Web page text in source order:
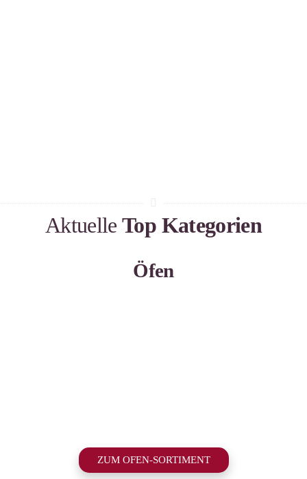
AktuelleTop Kategorien
Öfen
ZUM OFEN-SORTIMENT